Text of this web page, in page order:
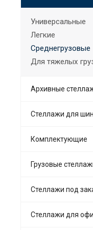
Универсальные
Легкие
Среднегрузовые
Для тяжелых
Архивные
Стеллажи для
Комплектующие
Грузовые
Стеллажи под
Стеллажи для